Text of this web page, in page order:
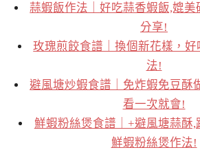
蒜蝦飯作法｜好吃蒜香蝦飯,媲
分享!
玫瑰煎餃食譜｜換個新花樣，
法!
避風塘炒蝦食譜｜免炸蝦免豆酥
看一次就會!
鮮蝦粉絲煲食譜｜+避風塘蒜酥,
鮮蝦粉絲煲作法!